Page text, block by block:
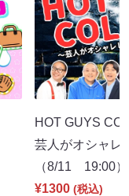
HOT GUYS
芸人がオシャレ
（8/11 19:00）
¥1300 (税込)